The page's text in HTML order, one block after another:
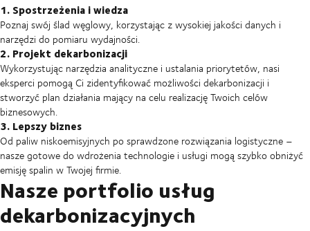
1. Spostrzeżenia i wiedza
Poznaj swój ślad węglowy, korzystając z wysokiej jakości danych i
narzędzi do pomiaru wydajności.
2. Projekt dekarbonizacji
Wykorzystując narzędzia analityczne i ustalania priorytetów, nasi
eksperci pomogą Ci zidentyfikować możliwości dekarbonizacji i
stworzyć plan działania mający na celu realizację Twoich celów
biznesowych.
3. Lepszy biznes
Od paliw niskoemisyjnych po sprawdzone rozwiązania logistyczne –
nasze gotowe do wdrożenia technologie i usługi mogą szybko obniżyć
emisję spalin w Twojej firmie.
Nasze portfolio usług
dekarbonizacyjnych